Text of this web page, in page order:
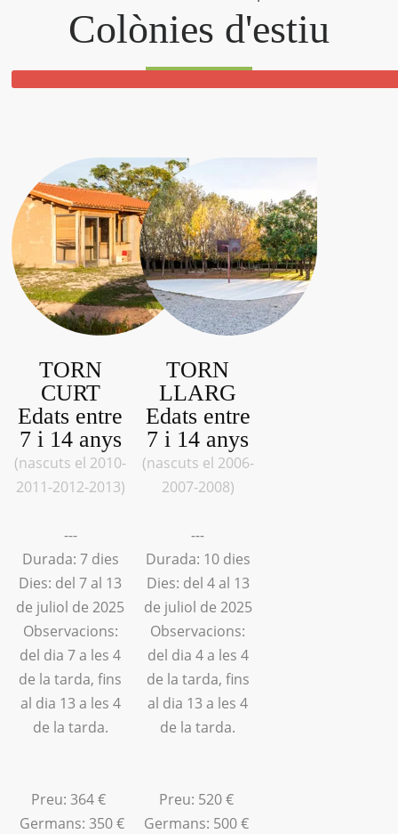
Colònies d'estiu
TORN
CURT
Edats entre
7 i 14 anys
(nascuts el 2010-
2011-2012-2013)
---
Durada: 7 dies
Dies: del 7 al 13
de juliol de 2025
Observacions:
del dia 7 a les 4
de la tarda, fins
al dia 13 a les 4
de la tarda.
Preu: 364 €
Germans: 350 €
TORN
LLARG
Edats entre
7 i 14 anys
(nascuts el 2006-
2007-2008)
---
Durada: 10 dies
Dies: del 4 al 13
de juliol de 2025
Observacions:
del dia 4 a les 4
de la tarda, fins
al dia 13 a les 4
de la tarda.
Preu: 520 €
Germans: 500 €